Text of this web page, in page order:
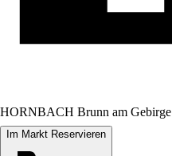
HORNBACH Brunn am Gebirge
Im Markt Reservieren